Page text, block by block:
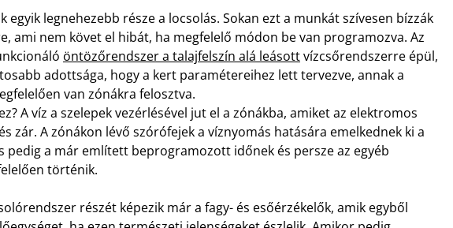
egyik legnehezebb része a locsolás. Sokan ezt a munkát szívesen bízzák
ami nem követ el hibát, ha megfelelő módon be van programozva. Az
öntözőrendszer a talajfelszín alá leásottvízcsőrendszerre épül,
adottsága, hogy a kert paramétereihez lett tervezve, annak a
van zónákra felosztva.
A víz a szelepek vezérlésével jut el a zónákba, amiket az elektromos
zár. A zónákon lévő szórófejek a víznyomás hatására emelkednek ki a
pedig a már említett beprogramozott időnek és persze az egyéb
történik.
részét képezik már a fagy- és esőérzékelők, amik egyből